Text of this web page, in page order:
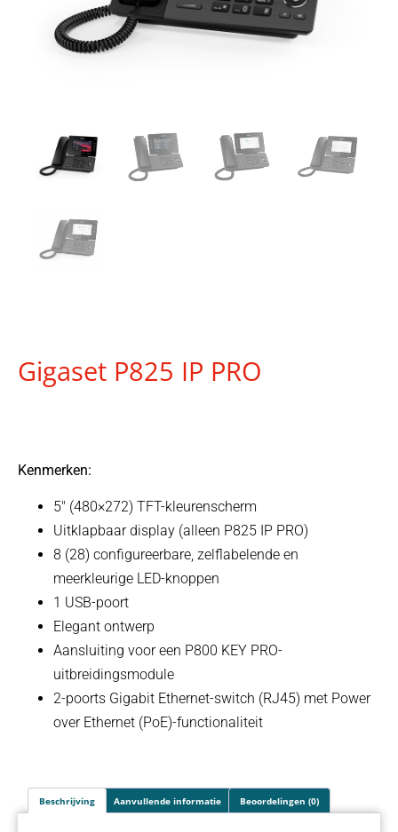
Gigaset P825 IP PRO
Kenmerken:
5″ (480×272) TFT-kleurenscherm
Uitklapbaar display (alleen P825 IP PRO)
8 (28) configureerbare, zelflabelende en
meerkleurige LED-knoppen
1 USB-poort
Elegant ontwerp
Aansluiting voor een P800 KEY PRO-
uitbreidingsmodule
2-poorts Gigabit Ethernet-switch (RJ45) met Power
over Ethernet (PoE)-functionaliteit
Beschrijving Aanvullende informatie Beoordelingen (0)